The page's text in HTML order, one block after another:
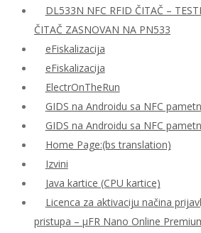
DL533N NFC RFID ČITAČ –
ČITAČ ZASNOVAN NA PN533
eFiskalizacija
eFiskalizacija
ElectrOnTheRun
GIDS na Androidu sa NFC
GIDS na Androidu sa NFC
Home Page:(bs translation)
Izvini
Java kartice (CPU kartice)
Licenca za aktivaciju načina
pristupa – μFR Nano Online